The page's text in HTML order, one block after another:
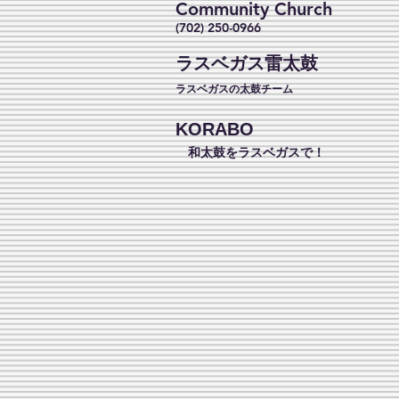
Community Church
(702) 250-0966
ラスベガス雷太鼓
ラスベガスの太鼓チーム
KORABO
和太鼓をラスベガスで！